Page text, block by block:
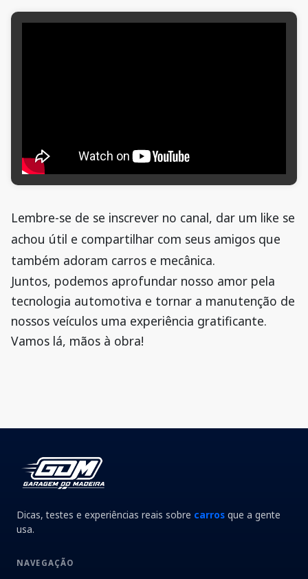
Lembre-se de se inscrever no canal, dar um like se
achou útil e compartilhar com seus amigos que
também adoram carros e mecânica.
Juntos, podemos aprofundar nosso amor pela
tecnologia automotiva e tornar a manutenção de
nossos veículos uma experiência gratificante.
Vamos lá, mãos à obra!
Dicas, testes e experiências reais sobre carros que a gente
usa.
NAVEGAÇÃO